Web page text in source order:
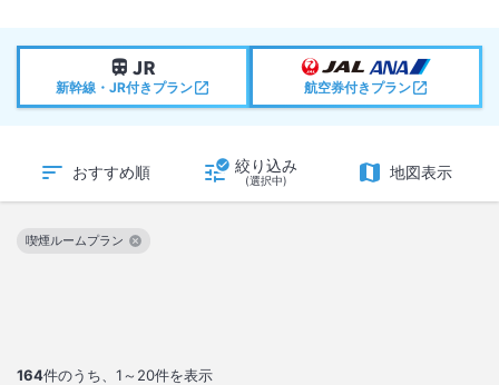
新幹線・JR付きプラン 航空券付きプラン
おすすめ順 絞り込み
(選択中) 地図表示
164件のうち、 1～20件を表示
喫煙ルームプラン
この絞り込み条件を解除